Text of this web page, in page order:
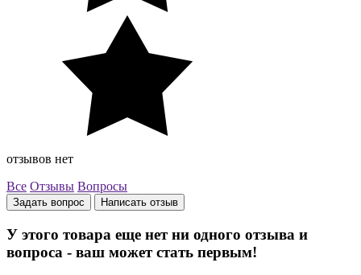
отзывов нет
Все Отзывы Вопросы
Задать вопрос Написать отзыв
У этого товара еще нет ни одного отзыва и
вопроса - ваш может стать первым!